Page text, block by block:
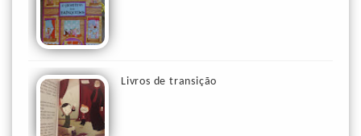
Livros de transição